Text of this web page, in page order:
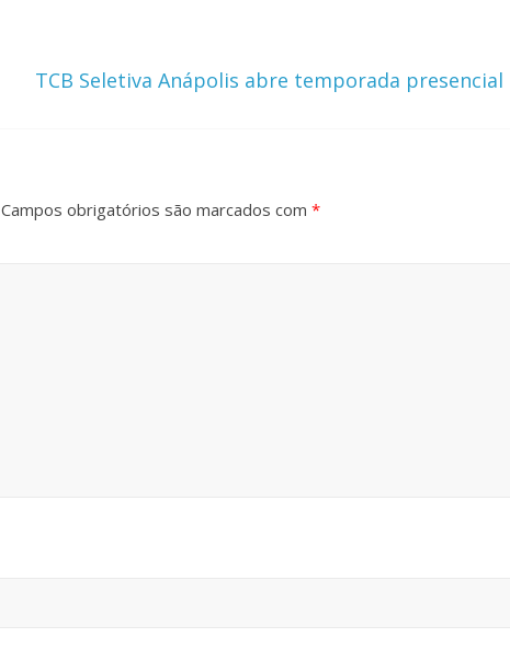
TCB Seletiva Anápolis abre temporada presencial
Campos obrigatórios são marcados com *